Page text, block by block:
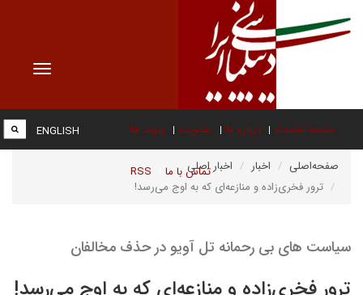
Toggle
صفحه نخست درباره ما عضویت پیوند ها
تماس با ما RSS
ENGLISH
صفحه‌اصلی اخبار
اخبار اصلی
ترور فخری‌زاده و منازعه‌ای که به اوج می‌رسد!
سیاست های بی رحمانه تل آویو در حذف مخالفان